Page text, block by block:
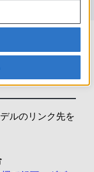
カテゴリー・製品
画用 DVD-R /
ます。
ルのリンク先を